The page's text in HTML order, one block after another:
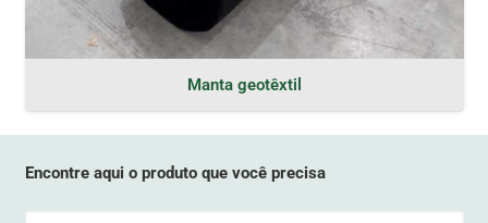
Manta geotêxtil
Encontre aqui o produto que você precisa